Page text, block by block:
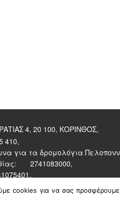
4, 20 100, ΚΟΡΙΝΘΟΣ,
410,
για τα δρομολόγια
2741083000,
cookies για να σας